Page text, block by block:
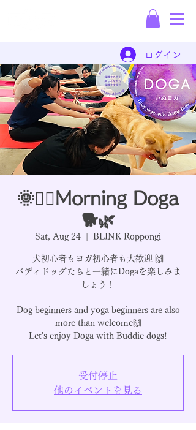
ログイン
🌞🧘‍♀️Morning Doga
🐕🌿
Sat, Aug 24 BLINK Roppongi
犬初心者もヨガ初心者も大歓迎 🙌
バディドッグたちと一緒にDogaを楽しみま
しょう！
Dog beginners and yoga beginners are also
more than welcome🙌
受付停止
他のイベントを見る